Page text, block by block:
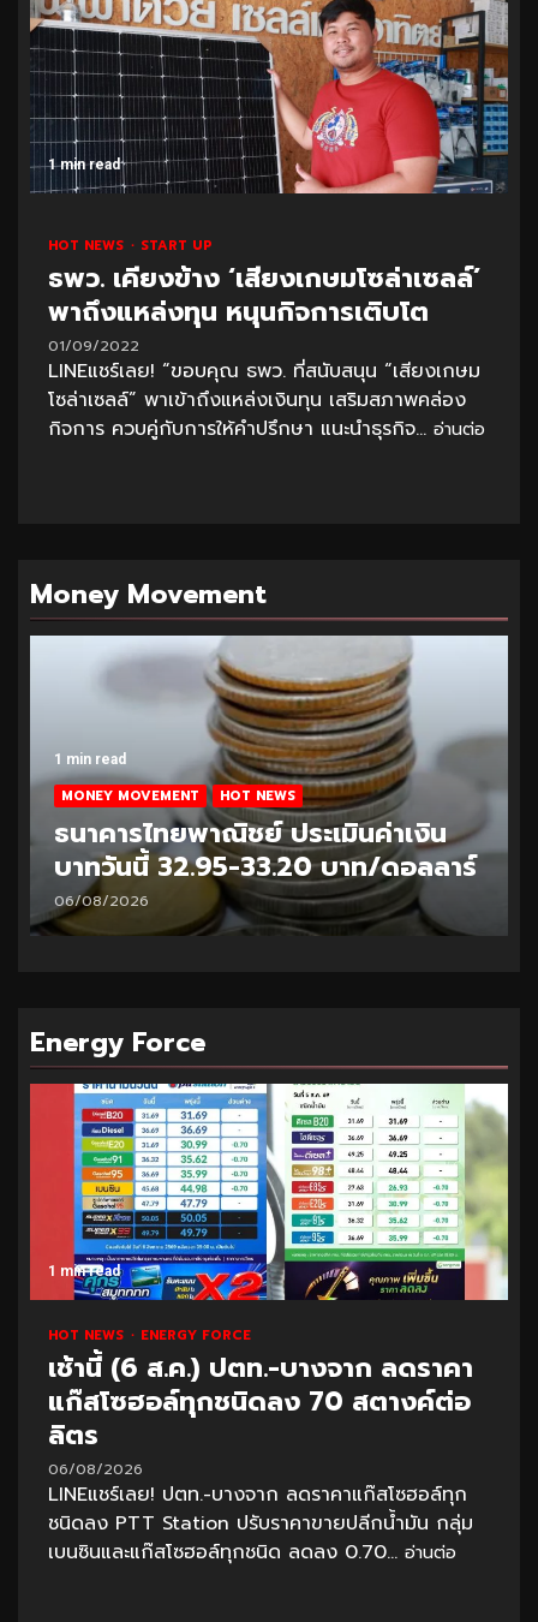
1 min read
HOT NEWS START UP
ธพว. เคียงข้าง ‘เสียงเกษมโซล่าเซลล์’
พาถึงแหล่งทุน หนุนกิจการเติบโต
01/09/2022
LINEแชร์เลย! “ขอบคุณ ธพว. ที่สนับสนุน “เสียงเกษม
โซล่าเซลล์” พาเข้าถึงแหล่งเงินทุน เสริมสภาพคล่อง
กิจการ ควบคู่กับการให้คำปรึกษา แนะนำธุรกิจ... อ่านต่อ
Money Movement
1 min read
MONEY MOVEMENT HOT NEWS
ธนาคารไทยพาณิชย์ ประเมินค่าเงิน
บาทวันนี้ 32.95-33.20 บาท/ดอลลาร์
06/08/2026
Energy Force
1 min read
HOT NEWS ENERGY FORCE
เช้านี้ (6 ส.ค.) ปตท.-บางจาก ลดราคา
แก๊สโซฮอล์ทุกชนิดลง 70 สตางค์ต่อ
ลิตร
06/08/2026
LINEแชร์เลย! ปตท.-บางจาก ลดราคาแก๊สโซฮอล์ทุก
ชนิดลง PTT Station ปรับราคาขายปลีกน้ำมัน กลุ่ม
เบนซินและแก๊สโซฮอล์ทุกชนิด ลดลง 0.70... อ่านต่อ